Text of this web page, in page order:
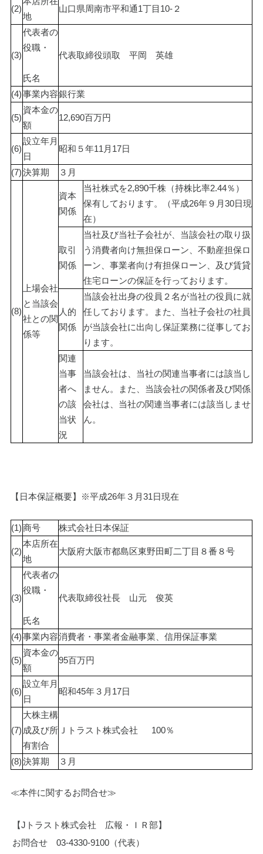
(2)
地
山口県周南市平和通1丁目10-２
(3)
代表者の
役職・
氏名
代表取締役頭取　平岡　英雄
(4)事業内容銀行業
(5)
資本金の
額
12,690百万円
(6)
設立年月
日
昭和５年11月17日
(7)決算期 ３月
(8)
上場会社
と当該会
社との関
係等
資本
関係
当社株式を2,890千株（持株比率2.44％）
保有しております。（平成26年９月30日現
在）
取引
関係
当社及び当社子会社が、当該会社の取り扱
う消費者向け無担保ローン、不動産担保ロ
ーン、事業者向け有担保ローン、及び賃貸
住宅ローンの保証を行っております。
人的
関係
当該会社出身の役員２名が当社の役員に就
任しております。また、当社子会社の社員
が当該会社に出向し保証業務に従事してお
ります。
関連
当事
者へ
の該
当状
況
当該会社は、当社の関連当事者には該当し
ません。また、当該会社の関係者及び関係
会社は、当社の関連当事者には該当しませ
ん。
【日本保証概要】※平成26年３月31日現在
(1)商号 株式会社日本保証
(2)
本店所在
地
大阪府大阪市都島区東野田町二丁目８番８号
(3)
代表者の
役職・
氏名
代表取締役社長　山元　俊英
(4)事業内容消費者・事業者金融事業、信用保証事業
(5)
資本金の
額
95百万円
(6)
設立年月
日
昭和45年３月17日
(7)
大株主構
成及び所
有割合
Ｊトラスト株式会社　  100％
(8)決算期 ３月
≪本件に関するお問合せ≫
【Jトラスト株式会社　広報・ＩＲ部】
お問合せ　03-4330-9100（代表）